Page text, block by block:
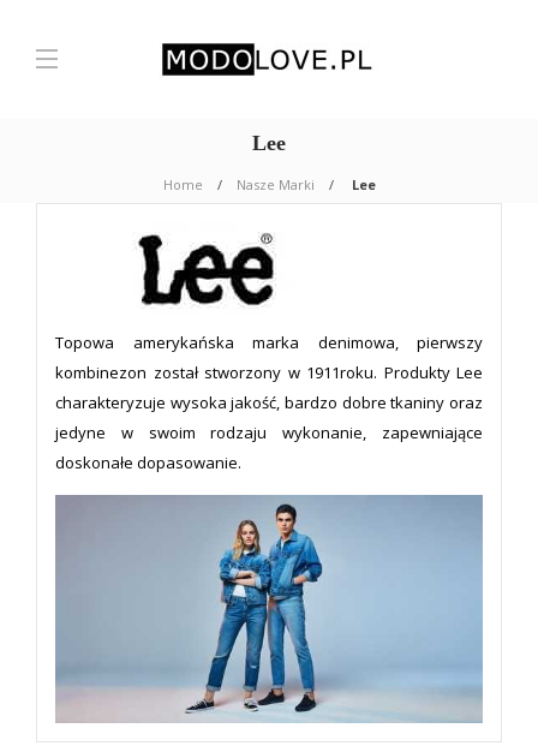
Lee
Home Nasze Marki Lee
Topowa amerykańska marka denimowa, pierwszy
kombinezon został stworzony w 1911roku. Produkty Lee
charakteryzuje wysoka jakość, bardzo dobre tkaniny oraz
jedyne w swoim rodzaju wykonanie, zapewniające
doskonałe dopasowanie.